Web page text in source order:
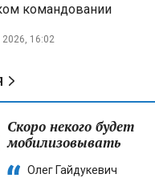
командовании
2026, 16:02
Скоро некого будет
мобилизовывать
Олег Гайдукевич